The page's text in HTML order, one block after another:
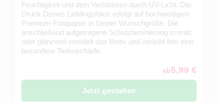
Feuchtigkeit und dem Verblassen durch UV-Licht. Der
Druck Deines Lieblingsfotos erfolgt auf hochwertigem
Premium-Fotopapier in Deiner Wunschgröße. Die
anschließend aufgetragene Schutzlaminierung in matt
oder glänzend veredelt das Motiv und verleiht ihm eine
besondere Tiefenschärfe.
ab5,99 €
Jetzt gestalten